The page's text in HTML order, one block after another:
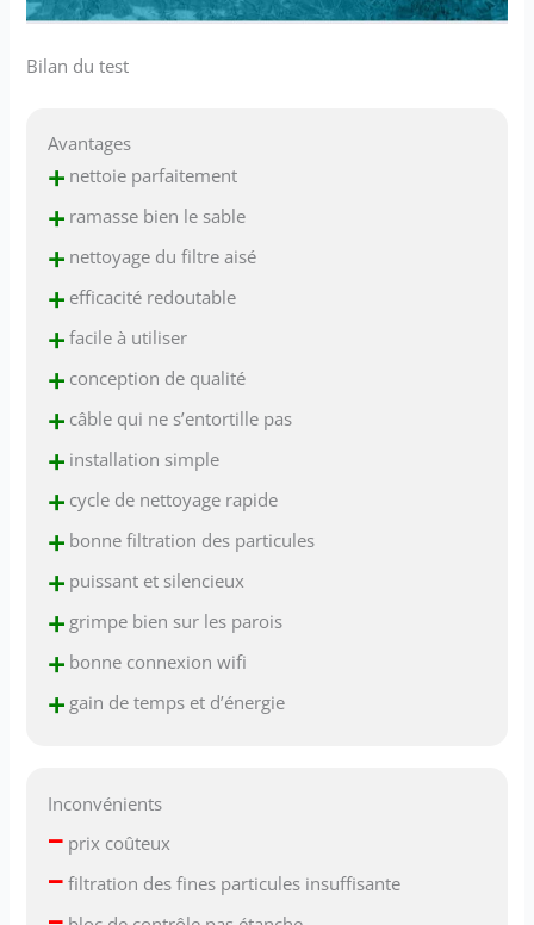
Bilan du test
Avantages
+ nettoie parfaitement
+ ramasse bien le sable
+ nettoyage du filtre aisé
+ efficacité redoutable
+ facile à utiliser
+ conception de qualité
+ câble qui ne s’entortille pas
+ installation simple
+ cycle de nettoyage rapide
+ bonne filtration des particules
+ puissant et silencieux
+ grimpe bien sur les parois
+ bonne connexion wifi
+ gain de temps et d’énergie
Inconvénients
– prix coûteux
– filtration des fines particules insuffisante